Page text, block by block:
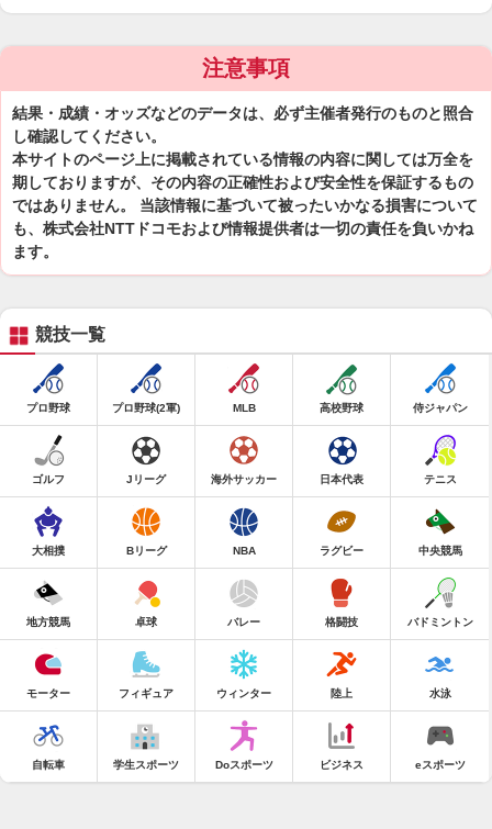
注意事項
結果・成績・オッズなどのデータは、必ず主催者発行のものと照合
し確認してください。
本サイトのページ上に掲載されている情報の内容に関しては万全を
期しておりますが、その内容の正確性および安全性を保証するもの
ではありません。 当該情報に基づいて被ったいかなる損害について
も、株式会社NTTドコモおよび情報提供者は一切の責任を負いかね
ます。
競技一覧
プロ野球 プロ野球(2軍) MLB 高校野球 侍ジャパン
ゴルフ Jリーグ 海外サッカー 日本代表 テニス
大相撲 Bリーグ NBA ラグビー 中央競馬
地方競馬 卓球 バレー 格闘技 バドミントン
モーター フィギュア ウィンター 陸上 水泳
自転車 学生スポーツ Doスポーツ ビジネス eスポーツ